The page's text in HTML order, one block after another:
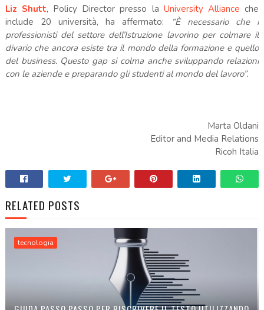
Liz Shutt, Policy Director presso la University Alliance che
include 20 università, ha affermato:
“È necessario che i
professionisti del settore dell’Istruzione lavorino per colmare il
divario che ancora esiste tra il mondo della formazione e quello
del business. Questo gap si colma anche sviluppando relazioni
con le aziende e preparando gli studenti al mondo del lavoro”.
Marta Oldani
Editor and Media Relations
Ricoh Italia
RELATED POSTS
tecnologia